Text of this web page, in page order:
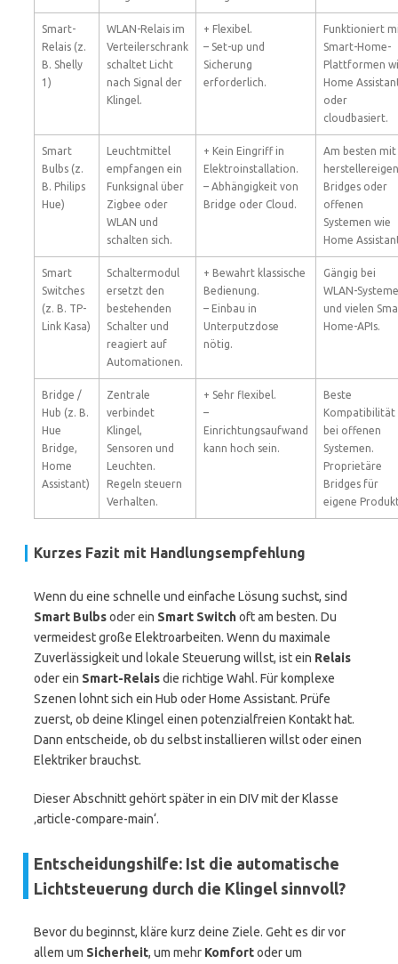
Smart-
Relais (z.
B. Shelly
1)
WLAN-Relais im
Verteilerschrank
schaltet Licht
nach Signal der
Klingel.
+ Flexibel.
– Set-up und
Sicherung
erforderlich.
Funktioniert
Smart-Home-
Plattformen
Home
oder
cloudbasiert.
Smart
Bulbs (z.
B. Philips
Hue)
Leuchtmittel
empfangen ein
Funksignal über
Zigbee oder
WLAN und
schalten sich.
+ Kein Eingriff in
Elektroinstallation.
– Abhängigkeit von
Bridge oder Cloud.
Am besten mit
Bridges oder
offenen
Systemen wie
Home
Smart
Switches
(z. B. TP-
Link Kasa)
Schaltermodul
ersetzt den
bestehenden
Schalter und
reagiert auf
Automationen.
+ Bewahrt klassische
Bedienung.
– Einbau in
Unterputzdose
nötig.
Gängig bei
WLAN-
und vielen
Home-APIs.
Bridge /
Hub (z. B.
Hue
Bridge,
Home
Assistant)
Zentrale
verbindet
Klingel,
Sensoren und
Leuchten.
Regeln steuern
Verhalten.
+ Sehr flexibel.
–
Einrichtungsaufwand
kann hoch sein.
Beste
Kompatibilität
bei offenen
Systemen.
Proprietäre
Bridges für
eigene
Kurzes Fazit mit Handlungsempfehlung
Wenn du eine schnelle und einfache Lösung suchst, sind
Smart Bulbsoder ein Smart Switchoft am besten. Du
vermeidest große Elektroarbeiten. Wenn du maximale
Zuverlässigkeit und lokale Steuerung willst, ist ein Relais
oder ein Smart-Relaisdie richtige Wahl. Für komplexe
Szenen lohnt sich ein Hub oder Home Assistant. Prüfe
zuerst, ob deine Klingel einen potenzialfreien Kontakt hat.
Dann entscheide, ob du selbst installieren willst oder einen
Elektriker brauchst.
Dieser Abschnitt gehört später in ein DIV mit der Klasse
‚article-compare-main‘.
Entscheidungshilfe: Ist die automatische
Lichtsteuerung durch die Klingel sinnvoll?
Bevor du beginnst, kläre kurz deine Ziele. Geht es dir vor
allem um Sicherheit, um mehr Komfortoder um